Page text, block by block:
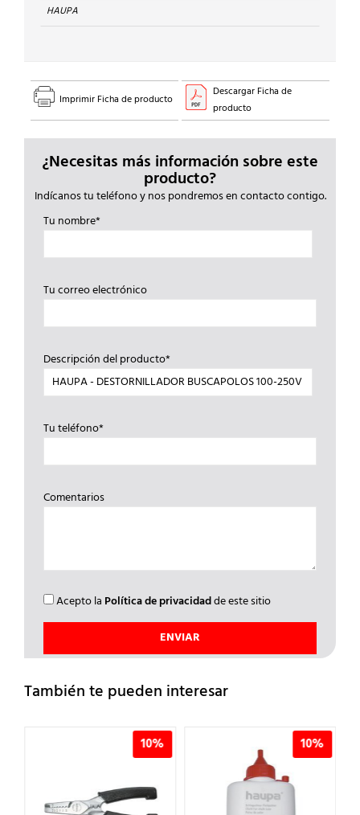
HAUPA
Imprimir Ficha de producto
Descargar Ficha de
producto
¿Necesitas más información sobre este
producto?
Indícanos tu teléfono y nos pondremos en contacto contigo.
Tu nombre*
Tu correo electrónico
Descripción del producto*
Tu teléfono*
Comentarios
Acepto la Política de privacidadde este sitio
También te pueden interesar
10% 10%